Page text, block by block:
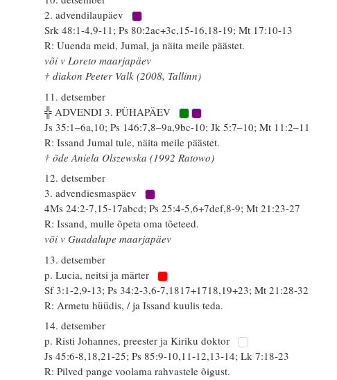
2. advendilaupäev
Srk 48:1-4,9-11; Ps 80:2ac+3c,15-16,18-19; Mt 17:10-13
R: Uuenda meid, Jumal, ja näita meile päästet.
või v Loreto maarjapäev
† diakon Peeter Valk (2008, Tallinn)
11. detsember
╬ ADVENDI 3. PÜHAPÄEV
Js 35:1–6a,10; Ps 146:7,8–9a,9bc-10; Jk 5:7–10; Mt 11:2–11
R: Issand Jumal tule, näita meile päästet.
† õde Aniela Olszewska (1992 Ratowo)
12. detsember
3. advendiesmaspäev
4Ms 24:2-7,15-17abcd; Ps 25:4-5,6+7def,8-9; Mt 21:23-27
R: Issand, mulle õpeta oma tõeteed.
või v Guadalupe maarjapäev
13. detsember
p. Lucia, neitsi ja märter
Sf 3:1-2,9-13; Ps 34:2-3,6-7,1817+1718,19+23; Mt 21:28-32
R: Armetu hüüdis, / ja Issand kuulis teda.
14. detsember
p. Risti Johannes, preester ja Kiriku doktor
Js 45:6-8,18,21-25; Ps 85:9-10,11-12,13-14; Lk 7:18-23
R: Pilved pange voolama rahvastele õigust.